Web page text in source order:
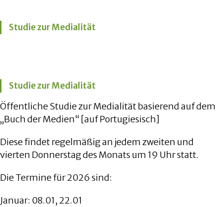
Studie zur Medialität
Studie zur Medialität
Öffentliche Studie zur Medialität basierend auf dem
„Buch der Medien“ [auf Portugiesisch]
Diese findet regelmäßig an jedem zweiten und
vierten Donnerstag des Monats um 19 Uhr statt.
Die Termine für 2026 sind:
Januar: 08.01, 22.01